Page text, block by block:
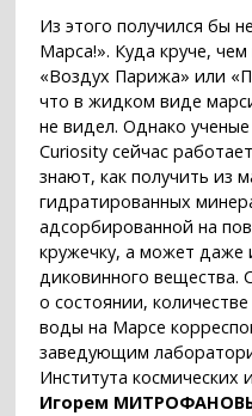
Из этого получился бы
Марса!». Куда круче,
«Воздух Парижа» или
что в жидком виде
не видел. Однако
Curiosity сейчас
знают, как получить из
гидратированных
адсорбированной на
кружечку, а может даже
диковинного вещества.
о состоянии,
воды на Марсе
заведующим
Института
Игорем